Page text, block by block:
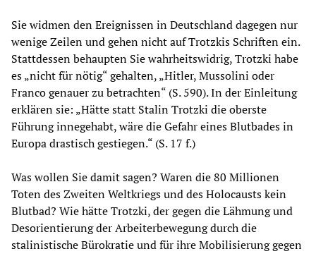
Sie widmen den Ereignissen in Deutschland dagegen nur
wenige Zeilen und gehen nicht auf Trotzkis Schriften ein.
Stattdessen behaupten Sie wahrheitswidrig, Trotzki habe
es „nicht für nötig“ gehalten, „Hitler, Mussolini oder
Franco genauer zu betrachten“ (S. 590). In der Einleitung
erklären sie: „Hätte statt Stalin Trotzki die oberste
Führung innegehabt, wäre die Gefahr eines Blutbades in
Europa drastisch gestiegen.“ (S. 17 f.)
Was wollen Sie damit sagen? Waren die 80 Millionen
Toten des Zweiten Weltkriegs und des Holocausts kein
Blutbad? Wie hätte Trotzki, der gegen die Lähmung und
Desorientierung der Arbeiterbewegung durch die
stalinistische Bürokratie und für ihre Mobilisierung gegen